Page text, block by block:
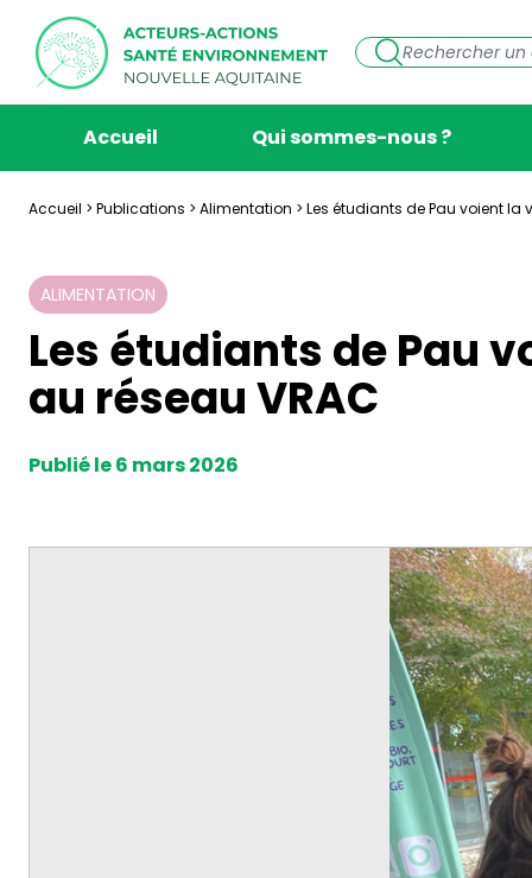
Accueil Qui sommes-nous ?
Accueil > Publications > Alimentation > Les étudiants de Pau voient la
ALIMENTATION
Les étudiants de Pau
au réseau VRAC
Publié le 6 mars 2026